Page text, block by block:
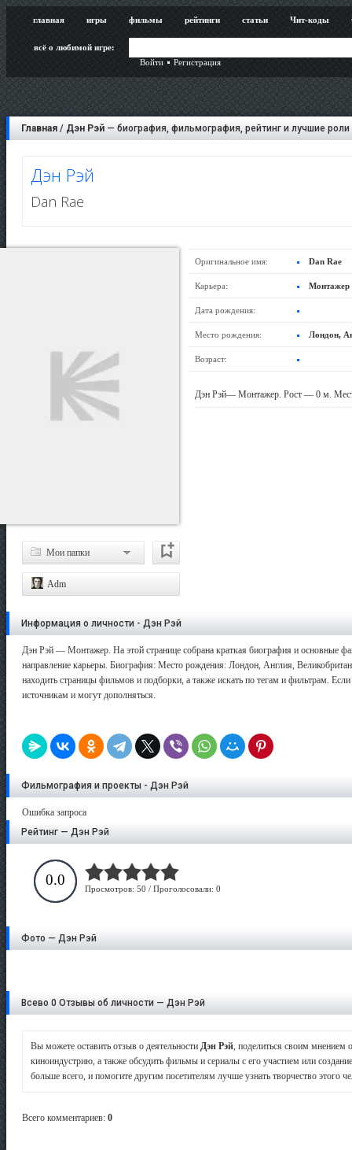
главная игры фильмы рейтинги статьи Чит-коды
всё о любимой игре:
Войти
Регистрация
Главная / Дэн Рэй — биография, фильмография, рейтинг и лучшие роли
Дэн Рэй
Dan Rae
Мои папки
Adm
Оригинальное имя: Dan Rae
Карьера: Монтажер
Дата рождения:
Место рождения: Лондон,
Возраст:
Дэн Рэй— Монтажер. Рост — 0 м.
Информация о личности - Дэн Рэй
Дэн Рэй — Монтажер. На этой странице собрана краткая биография и основные
направление карьеры. Биография: Место рождения: Лондон, Англия,
находить страницы фильмов и подборки, а также искать по тегам и фильтрам.
источникам и могут дополняться.
Фильмография и проекты - Дэн Рэй
Ошибка запроса
Рейтинг — Дэн Рэй
0.0
Просмотров: 50 / Проголосовали: 0
Фото — Дэн Рэй
Всево 0 Отзывы об личности — Дэн Рэй
Вы можете оставить отзыв о деятельности Дэн Рэй , поделиться своим мнением
киноиндустрию, а также обсудить фильмы и сериалы с его участием или
больше всего, и помогите другим посетителям лучше узнать творчество этого
Всего комментариев: 0